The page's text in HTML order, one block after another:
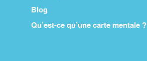
Blog
Qu’est-ce qu’une carte mentale ?